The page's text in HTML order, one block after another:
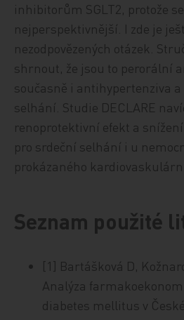
inhibitorům SGLT2, protože
nejperspektivnější. I zde je
nezodpovězených otázek.
shrnout, že jsou to perorální
současně i antihypertenziva
selhání. Studie DECLARE
renoprotektivní efekt a
pro srdeční selhání i u
prokázaného
Seznam použité
[1] Bartášková D,
Analýza
diabetes mellitus v